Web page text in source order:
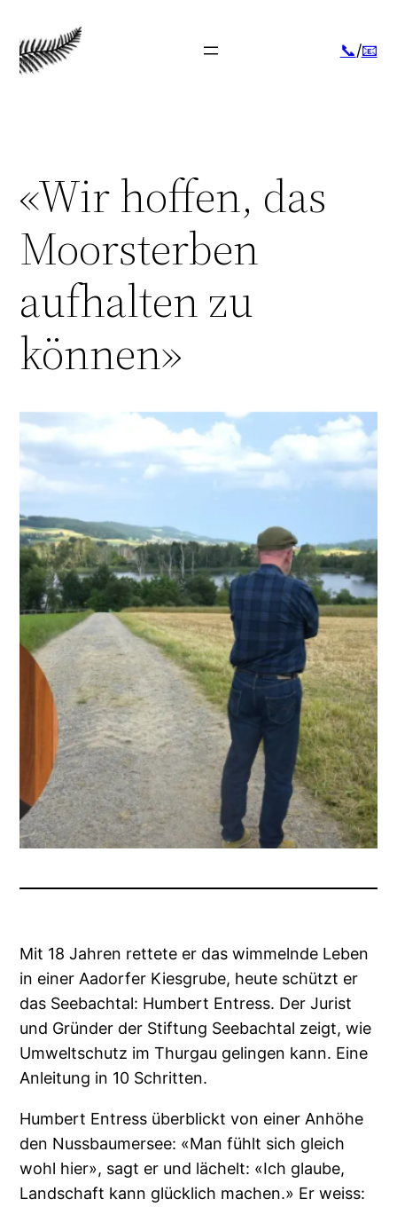
content
📞/📧
«Wir hoffen, das
Moorsterben
aufhalten zu
können»
Mit 18 Jahren rettete er das wimmelnde Leben
in einer Aadorfer Kiesgrube, heute schützt er
das Seebachtal: Humbert Entress. Der Jurist
und Gründer der Stiftung Seebachtal zeigt, wie
Umweltschutz im Thurgau gelingen kann. Eine
Anleitung in 10 Schritten.
Humbert Entress überblickt von einer Anhöhe
den Nussbaumersee: «Man fühlt sich gleich
wohl hier», sagt er und lächelt: «Ich glaube,
Landschaft kann glücklich machen.» Er weiss: